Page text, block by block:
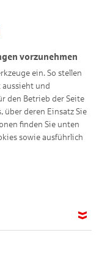
Ambros
vorzunehmen
ein. So stellen
und
den Betrieb der Seite
deren Einsatz Sie
finden Sie unten
sowie ausführlich